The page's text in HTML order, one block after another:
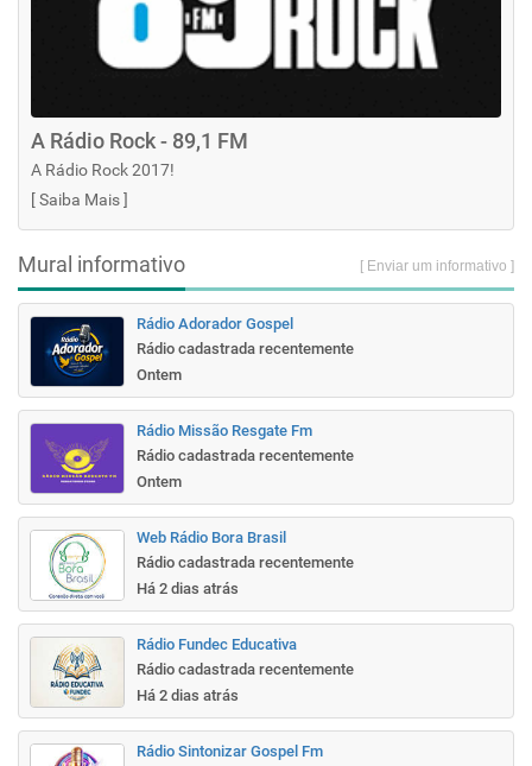
A Rádio Rock - 89,1 FM
A Rádio Rock 2017!
[Saiba Mais]
Mural informativo [ Enviar um informativo ]
Rádio Adorador Gospel
Rádio cadastrada recentemente
Ontem
Rádio Missão Resgate Fm
Rádio cadastrada recentemente
Ontem
Web Rádio Bora Brasil
Rádio cadastrada recentemente
Há 2 dias atrás
Rádio Fundec Educativa
Rádio cadastrada recentemente
Há 2 dias atrás
Rádio Sintonizar Gospel Fm